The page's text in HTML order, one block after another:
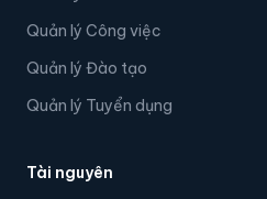
Quản lý Công việc
Quản lý Đào tạo
Quản lý Tuyển dụng
Tài nguyên